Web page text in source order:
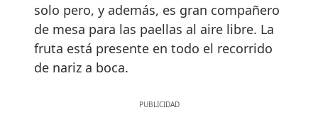
solo pero, y además, es gran compañero
de mesa para las paellas al aire libre. La
fruta está presente en todo el recorrido
de nariz a boca.